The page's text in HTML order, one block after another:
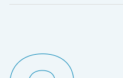
Ermittlung Ihres
Ihrer Produkte